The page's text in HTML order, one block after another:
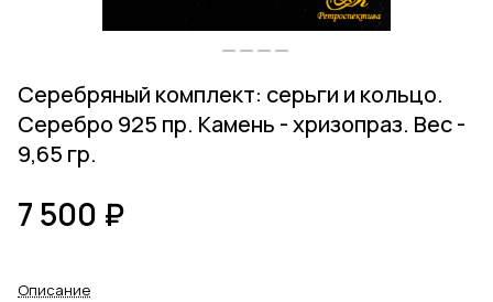
Серебряный комплект: серьги и кольцо.
Серебро 925 пр. Камень - хризопраз. Вес -
9,65 гр.
7 500 ₽
Описание